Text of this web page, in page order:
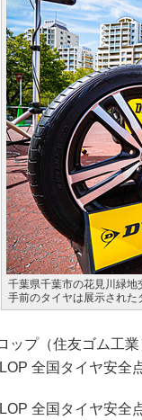
千葉県千葉市の花見川緑地
手前のタイヤは展示された
ップ（住友ゴム工業
全国タイヤ安全
全国タイヤ安全